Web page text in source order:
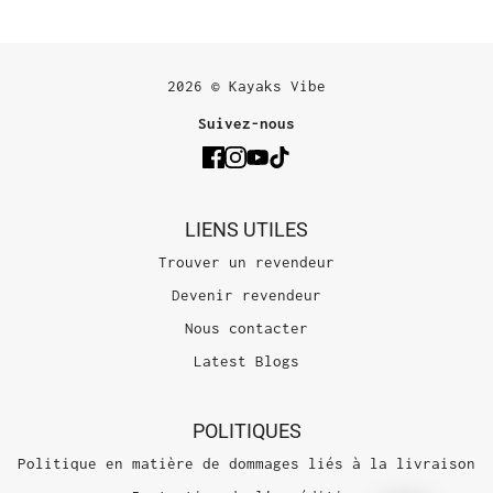
2026 © Kayaks Vibe
Suivez-nous
LIENS UTILES
Trouver un revendeur
Devenir revendeur
Nous contacter
Latest Blogs
POLITIQUES
Politique en matière de dommages liés à la livraison